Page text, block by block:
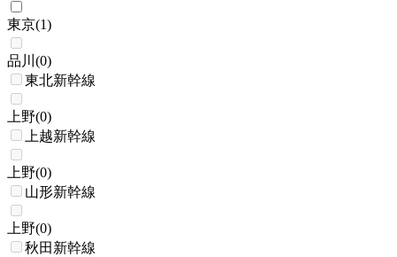
東京(1)
品川 (0)
東北新幹線
上野(0)
上越新幹線
上野(0)
山形新幹線
上野(0)
秋田新幹線